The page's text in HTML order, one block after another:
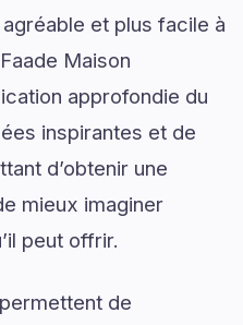
et plus facile à
Maison
approfondie du
inspirantes et de
d’obtenir une
mieux imaginer
peut offrir.
de